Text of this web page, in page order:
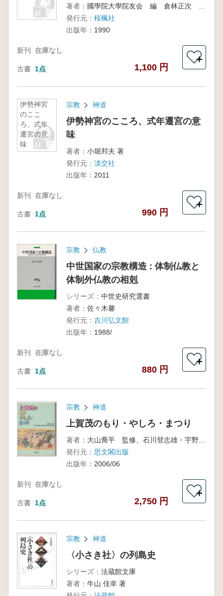
著者：
発行元： 桜楓社
出版年： 1990
新刊 在庫なし
古書 1点 1,100 円
＋
伊勢神宮
のここ
ろ、式年
遷宮の意
味
宗教 神道
伊勢神宮のこころ、式年遷宮の意
味
著者： 小堀邦夫 著
発行元： 淡交社
出版年： 2011
新刊 在庫なし
古書 1点 990 円
＋
宗教 仏教
中世国家の宗教構造 : 体制仏教と
体制外仏教の相剋
シリーズ： 中世史研究選書
著者： 佐々木馨
発行元： 吉川弘文館
出版年： 1988/
新刊 在庫なし
古書 1点 880 円
＋
宗教 神道
上賀茂のもり・やしろ・まつり
著者：
大山喬平 監修、石川登志雄・宇野日出生・地主智彦 編
発行元： 思文閣出版
出版年： 2006/06
新刊 在庫なし
古書 1点 2,750 円
＋
宗教 神道
〈小さき社〉の列島史
シリーズ： 法蔵館文庫
著者： 牛山 佳幸 著